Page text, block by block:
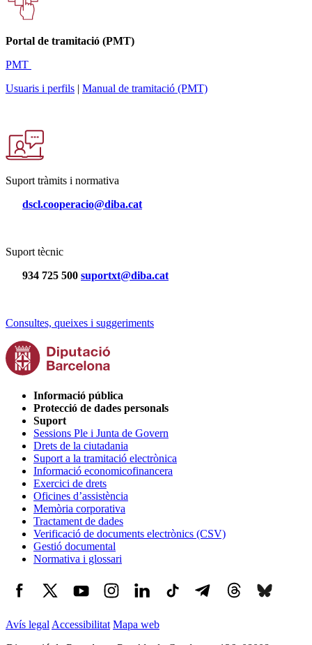
Portal de tramitació (PMT)
PMT
Usuaris i perfils | Manual de tramitació (PMT)
Suport tràmits i normativa
dscl.cooperacio@diba.cat
Suport tècnic
934 725 500 suportxt@diba.cat
Consultes, queixes i suggeriments
Informació pública
Protecció de dades personals
Suport
Sessions Ple i Junta de Govern
Drets de la ciutadania
Suport a la tramitació electrònica
Informació economicofinancera
Exercici de drets
Oficines d’assistència
Memòria corporativa
Tractament de dades
Verificació de documents electrònics (CSV)
Gestió documental
Normativa i glossari
Avís legal Accessibilitat Mapa web